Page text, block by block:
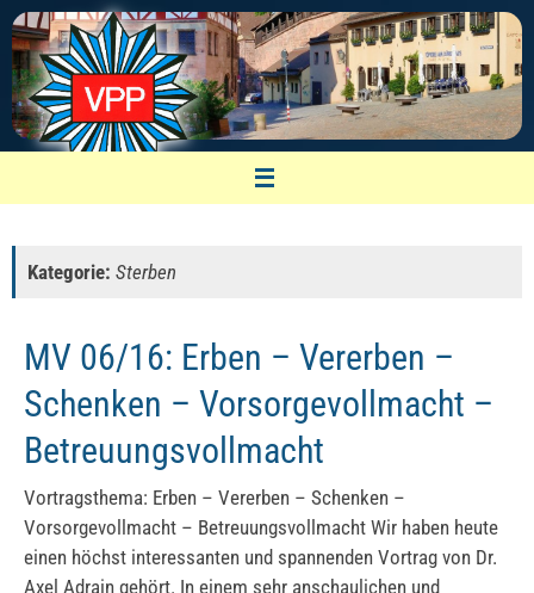
Zum
Inhalt
springen
Vereinigung pensionierter Polizeibeamter
Kategorie: Sterben
MV 06/16: Erben – Vererben –
Schenken – Vorsorgevollmacht –
Betreuungsvollmacht
Vortragsthema: Erben – Vererben – Schenken –
Vorsorgevollmacht – Betreuungsvollmacht Wir haben heute
einen höchst interessanten und spannenden Vortrag von Dr.
Axel Adrain gehört. In einem sehr anschaulichen und